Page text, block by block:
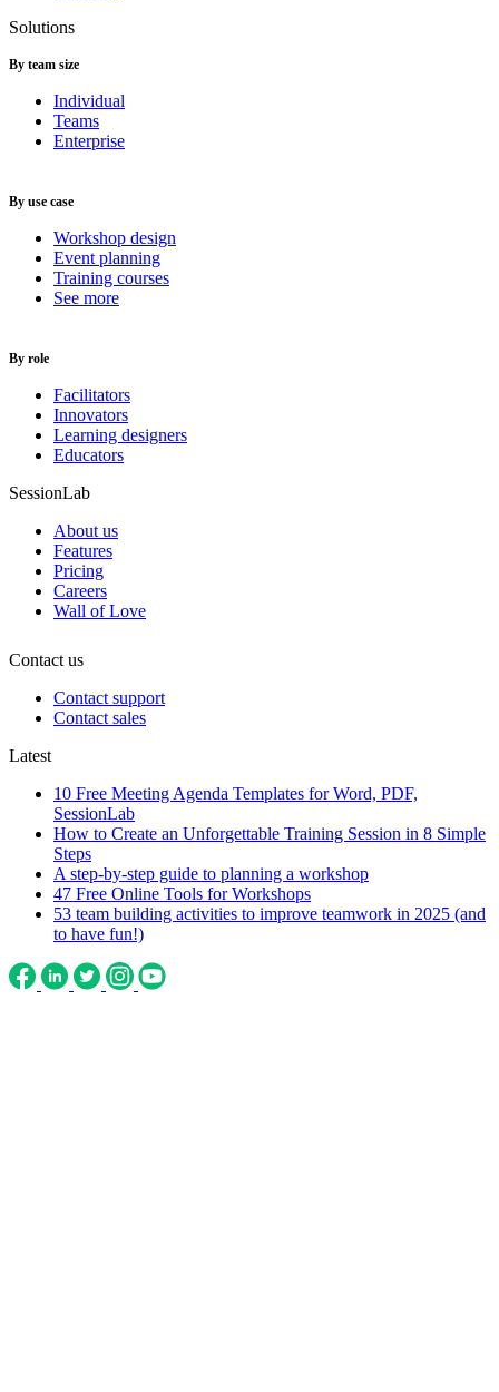
Solutions
By team size
Individual
Teams
Enterprise
By use case
Workshop design
Event planning
Training courses
See more
By role
Facilitators
Innovators
Learning designers
Educators
SessionLab
About us
Features
Pricing
Careers
Wall of Love
Contact us
Contact support
Contact sales
Latest
10 Free Meeting Agenda Templates for Word, PDF,
SessionLab
How to Create an Unforgettable Training Session in 8 Simple
Steps
A step-by-step guide to planning a workshop
47 Free Online Tools for Workshops
53 team building activities to improve teamwork in 2025 (and
to have fun!)